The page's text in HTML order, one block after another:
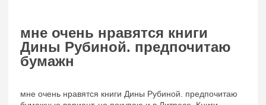
мне очень нравятся книги
Дины Рубиной. предпочитаю
бумажн
мне очень нравятся книги Дины Рубиной. предпочитаю